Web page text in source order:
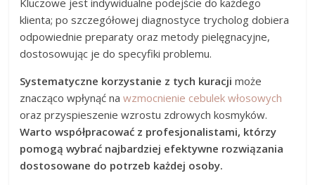
Kluczowe jest indywidualne podejście do każdego
klienta; po szczegółowej diagnostyce trycholog dobiera
odpowiednie preparaty oraz metody pielęgnacyjne,
dostosowując je do specyfiki problemu.
Systematyczne korzystanie z tych kuracji może
znacząco wpłynąć nawzmocnienie cebulek włosowych
oraz przyspieszenie wzrostu zdrowych kosmyków.
Warto współpracować z profesjonalistami, którzy
pomogą wybrać najbardziej efektywne rozwiązania
dostosowane do potrzeb każdej osoby.